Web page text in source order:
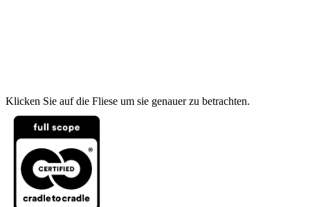
Klicken Sie auf die Fliese um sie genauer zu betrachten.